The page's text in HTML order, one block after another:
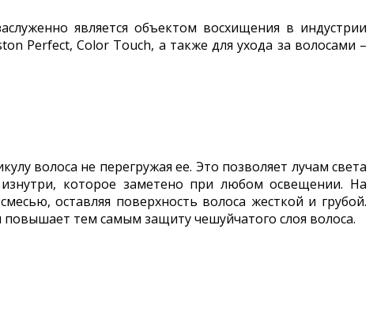
является объектом восхищения в индустрии
Perfect, Color Touch, а также для ухода за волосами –
волоса не перегружая ее. Это позволяет лучам света
которое заметено при любом освещении. На
оставляя поверхность волоса жесткой и грубой.
тем самым защиту чешуйчатого слоя волоса.